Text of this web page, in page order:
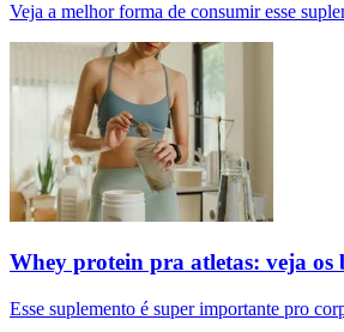
Veja a melhor forma de consumir esse
Whey protein pra atletas: veja os
Esse suplemento é super importante pro